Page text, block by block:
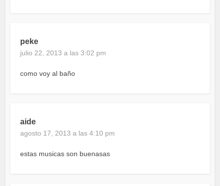
peke
julio 22, 2013 a las 3:02 pm
como voy al baño
aide
agosto 17, 2013 a las 4:10 pm
estas musicas son buenasas